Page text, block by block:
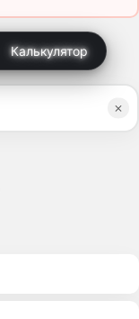
Калькулятор